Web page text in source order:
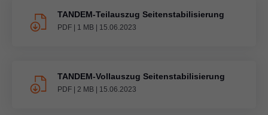
TANDEM-Teilauszug Seitenstabilisierung
PDF | 1 MB | 15.06.2023
TANDEM-Vollauszug Seitenstabilisierung
PDF | 2 MB | 15.06.2023